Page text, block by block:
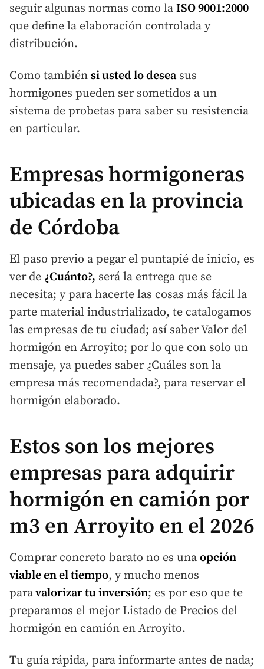
seguir algunas normas como la ISO 9001:2000
que define la elaboración controlada y
distribución.
Como también si usted lo desea sus
hormigones pueden ser sometidos a un
sistema de probetas para saber su resistencia
en particular.
Empresas hormigoneras
ubicadas en la provincia
de Córdoba
El paso previo a pegar el puntapié de inicio, es
ver de ¿Cuánto?, será la entrega que se
necesita; y para hacerte las cosas más fácil la
parte material industrializado, te catalogamos
las empresas de tu ciudad; así saber Valor del
hormigón en Arroyito; por lo que con solo un
mensaje, ya puedes saber ¿Cuáles son la
empresa más recomendada?, para reservar el
hormigón elaborado.
Estos son los mejores
empresas para adquirir
hormigón en camión por
m3 en Arroyito en el 2026
Comprar concreto barato no es una opción
viable en el tiempo, y mucho menos
paravalorizar tu inversión; es por eso que te
preparamos el mejor Listado de Precios del
hormigón en camión en Arroyito.
Tu guía rápida, para informarte antes de nada;